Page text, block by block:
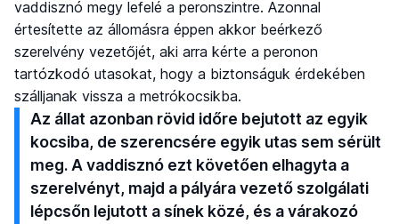
vaddisznó megy lefelé a peronszintre. Azonnal
értesítette az állomásra éppen akkor beérkező
szerelvény vezetőjét, aki arra kérte a peronon
tartózkodó utasokat, hogy a biztonságuk érdekében
szálljanak vissza a metrókocsikba.
Az állat azonban rövid időre bejutott az egyik
kocsiba, de szerencsére egyik utas sem sérült
meg. A vaddisznó ezt követően elhagyta a
szerelvényt, majd a pályára vezető szolgálati
lépcsőn lejutott a sínek közé, és a várakozó